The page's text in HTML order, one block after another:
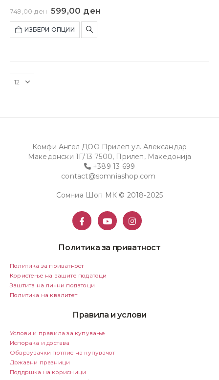
749,00ден 599,00 ден
ИЗБЕРИ ОПЦИИ
Комфи Ангел ДОО Прилеп ул. Александар
Македонски 1Г/13 7500, Прилеп, Македонија
+389 13 699
contact@somniashop.com
Сомниа Шоп МК © 2018-2025
Политика за приватност
Политика за приватност
Користење на вашите податоци
Заштита на лични податоци
Политика на квалитет
Правила и услови
Услови и правила за купување
Испорака и достава
Обврзувачки потпис на купувачот
Државни празници
Поддршка на корисници